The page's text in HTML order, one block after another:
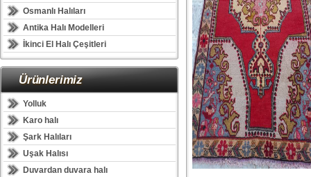
Osmanlı Halıları
Antika Halı Modelleri
İkinci El Halı Çeşitleri
Ürünlerimiz
Yolluk
Karo halı
Şark Halıları
Uşak Halısı
Duvardan duvara halı